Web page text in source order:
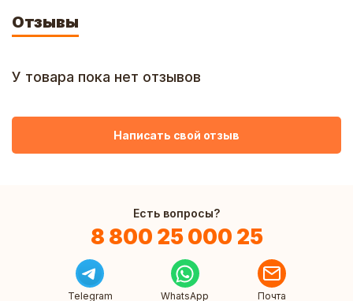
Отзывы
У товара пока нет отзывов
Написать свой отзыв
Есть вопросы?
8 800 25 000 25
Telegram WhatsApp Почта